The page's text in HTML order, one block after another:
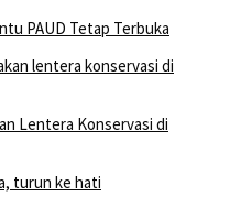
PAUD Tetap Terbuka
Lentera Konservasi di